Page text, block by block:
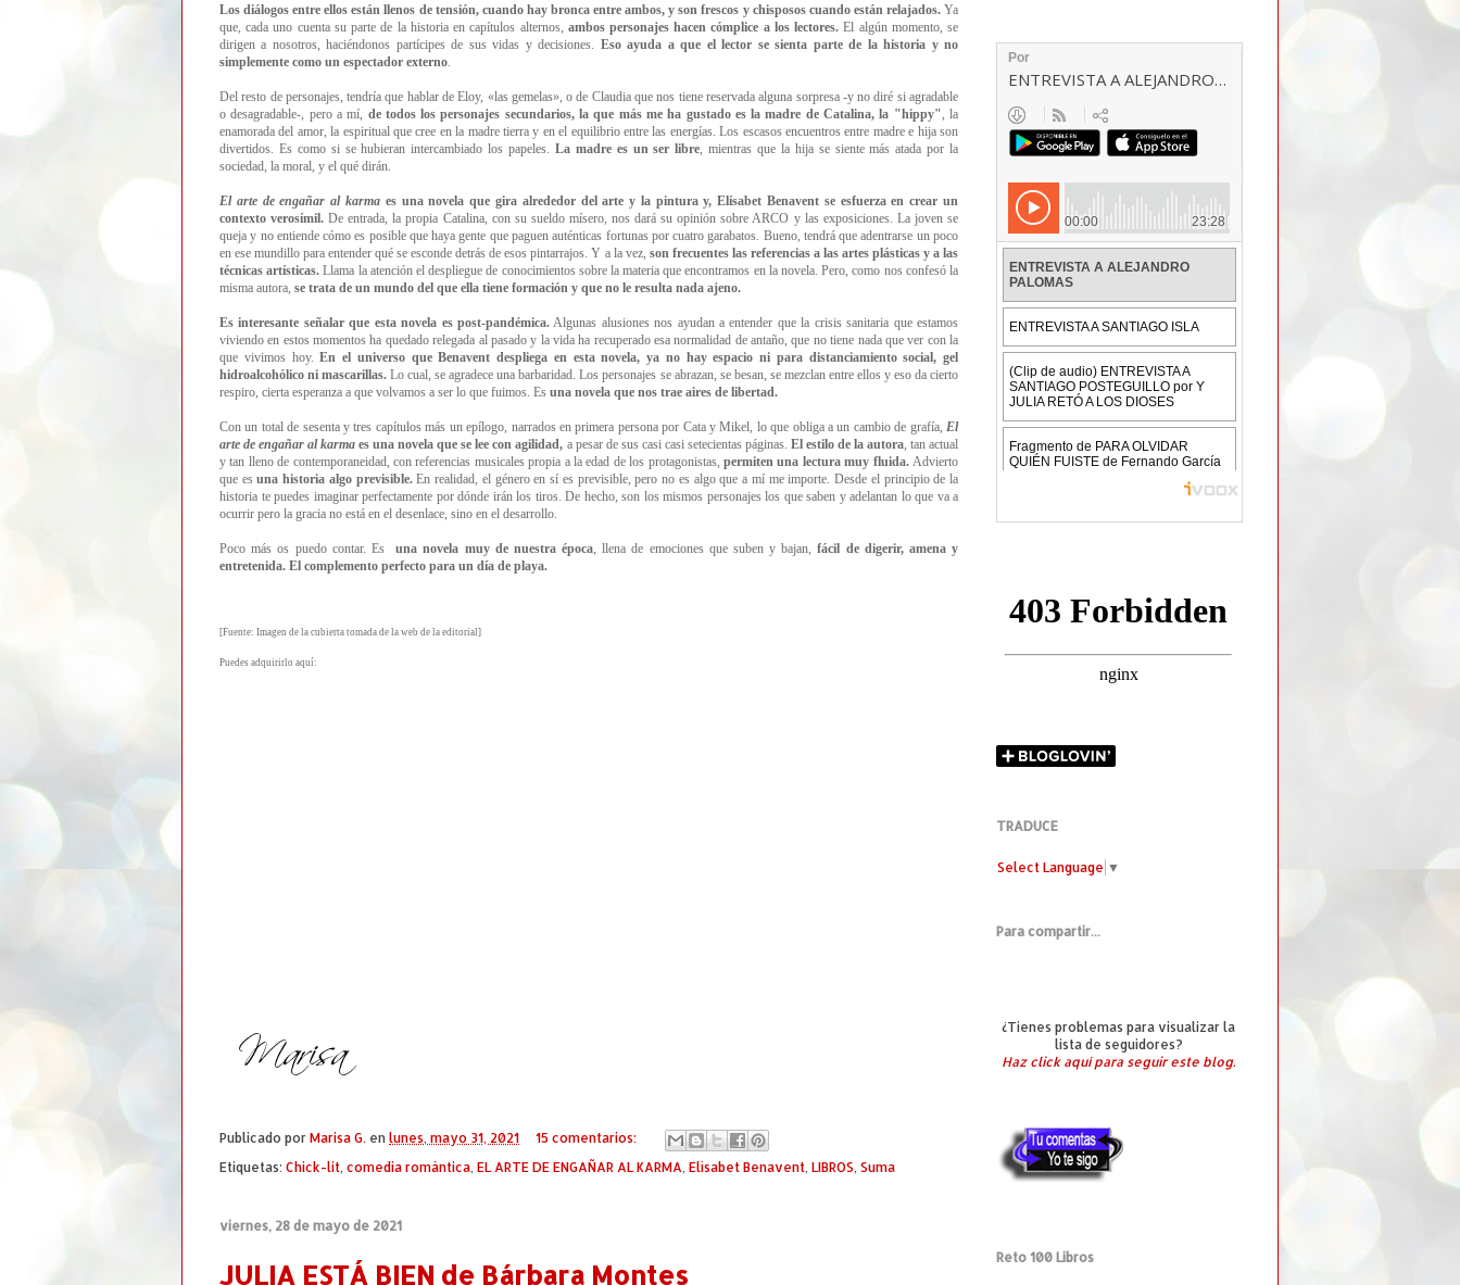
Los diálogos entre ellos están llenos de tensión, cuando hay bronca entre ambos, y son frescos y chisposos cuando están relajados.Ya
que, cada uno cuenta su parte de la historia en capítulos alternos, ambos personajes hacen cómplice a los lectores.El algún momento, se
dirigen a nosotros, haciéndonos partícipes de sus vidas y decisiones. Eso ayuda a que el lector se sienta parte de la historia y no
simplemente como un espectador externo
Del resto de personajes, tendría que hablar de Eloy, «las gemelas», o de Claudia que nos tiene reservada alguna sorpresa -y no diré si agradable
o desagradable-, pero a mí, de todos los personajes secundarios, la que más me ha gustado es la madre de Catalina, la "hippy" , la
enamorada del amor, la espiritual que cree en la madre tierra y en el equilibrio entre las energías. Los escasos encuentros entre madre e hija son
divertidos. Es como si se hubieran intercambiado los papeles. La madre es un ser libre , mientras que la hija se siente más atada por la
sociedad, la moral, y el qué dirán.
El arte de engañar al karmaes una novela que gira alrededor del arte y la pintura y, Elísabet Benavent se esfuerza en crear un
contexto verosímil. De entrada, la propia Catalina, con su sueldo mísero, nos dará su opinión sobre ARCO y las exposiciones. La joven se
queja y no entiende cómo es posible que haya gente que paguen auténticas fortunas por cuatro garabatos. Bueno, tendrá que adentrarse un poco
en ese mundillo para entender qué se esconde detrás de esos pintarrajos. Y a la vez, son frecuentes las referencias a las artes plásticas y a las
técnicas artísticas.Llama la atención el despliegue de conocimientos sobre la materia que encontramos en la novela. Pero, como nos confesó la
misma autora, se trata de un mundo del que ella tiene formación y que no le resulta nada ajeno.
Es interesante señalar que esta novela es post-pandémica.Algunas alusiones nos ayudan a entender que la crisis sanitaria que estamos
viviendo en estos momentos ha quedado relegada al pasado y la vida ha recuperado esa normalidad de antaño, que no tiene nada que ver con la
que vivimos hoy.En el universo que Benavent despliega en esta novela, ya no hay espacio ni para distanciamiento social, gel
hidroalcohólico ni mascarillas. Lo cual, se agradece una barbaridad. Los personajes se abrazan, se besan, se mezclan entre ellos y eso da cierto
respiro, cierta esperanza a que volvamos a ser lo que fuimos. Es una novela que nos trae aires de libertad.
Con un total de sesenta y tres capítulos más un epílogo , narrados en primera persona por Cata y Mikel, lo que obliga a un cambio de grafía, El
arte de engañar al karma es una novela que se lee con agilidad, a pesar de sus casi casi setecientas páginas. El estilo de la autora, tan actual
y tan lleno de contemporaneidad, con referencias musicales propia a la edad de los protagonistas, permiten una lectura muy fluida. Advierto
que esuna historia algo previsible.En realidad, el género en sí es previsible, pero no es algo que a mí me importe. Desde el principio de la
historia te puedes imaginar perfectamente por dónde irán los tiros. De hecho, son los mismos personajes los que saben y adelantan lo que va a
ocurrir pero la gracia no está en el desenlace, sino en el desarrollo.
Poco más os puedo contar. Esuna novela muy de nuestra época , llena de emociones que suben y bajan, fácil de digerir, amena y
entretenida. El complemento perfecto para un día de playa.
[Fuente: Imagen de la cubierta tomada de la web de la editorial]
Puedes adquirirlo aquí:
Publicado por Marisa G. en lunes, mayo 31, 2021
15 comentarios:
Etiquetas: Chick-lit comedia romántica EL ARTE DE ENGAÑAR AL KARMA Elísabet Benavent LIBROS Suma
viernes, 28 de mayo de 2021
JULIA ESTÁ BIEN de Bárbara Montes
TRADUCE
Select Language ▼
Para compartir...
¿Tienes problemas para visualizar la
lista de seguidores?
Haz click aquí para seguir este blog.
Reto 100 Libros